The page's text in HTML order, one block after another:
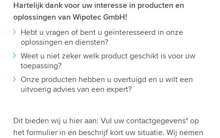
Hartelijk dank voor uw interesse in producten en
oplossingen van Wipotec GmbH!
Hebt u vragen of bent u geïnteresseerd in onze
oplossingen en diensten?
Weet u niet zeker welk product geschikt is voor uw
toepassing?
Onze producten hebben u overtuigd en u wilt een
uitvoerig advies van een expert?
Dit bieden wij u hier aan: Vul uw contactgegevens* op
het formulier in en beschrijf kort uw situatie. Wij nemen